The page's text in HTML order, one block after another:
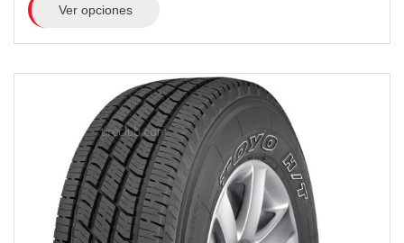
Ver opciones